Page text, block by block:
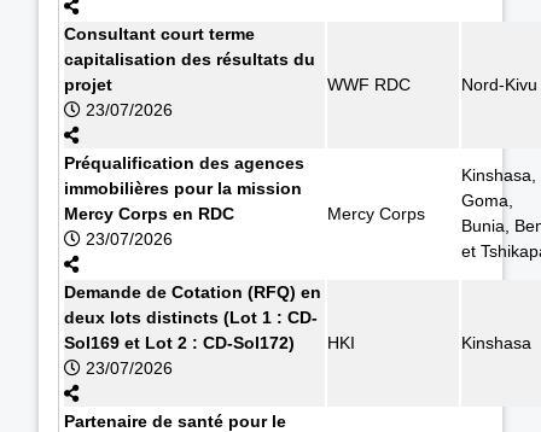
Consultant court terme
capitalisation des résultats du
projet
23/07/2026
WWF RDC Nord-Kivu
Préqualification des agences
immobilières pour la mission
Mercy Corps en RDC
23/07/2026
Mercy Corps
Kinshasa,
Goma,
Bunia,
et
Demande de Cotation (RFQ) en
deux lots distincts (Lot 1 : CD-
Sol169 et Lot 2 : CD-Sol172)
23/07/2026
HKI Kinshasa
Partenaire de santé pour le